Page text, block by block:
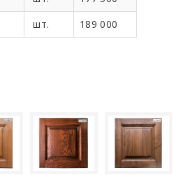
шт. 189 000